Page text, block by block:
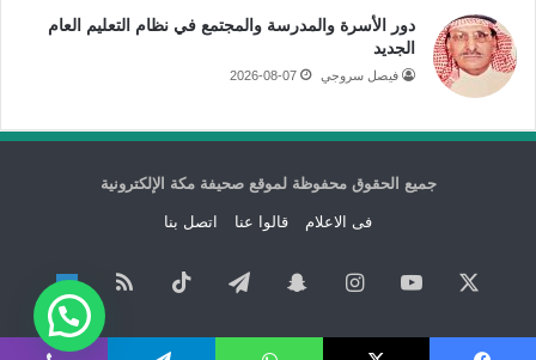
دور الأسرة والمدرسة والمجتمع في نظام التعليم العام
الجديد
فيصل سروجي 2026-08-07
جميع الحقوق محفوظة لموقع صحيفة مكة الإلكترونية
فى الاعلام قالوا عنا اتصل بنا
‫YouTubeانستقرامسناب
تشات
تيلقرام ‫TikTok ملخص
الموقع